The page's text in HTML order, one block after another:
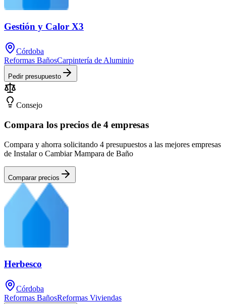
Gestión y Calor X3
Córdoba
Reformas BañosCarpintería de Aluminio
Pedir presupuesto
Consejo
Compara los precios de 4 empresas
Compara y ahorra solicitando 4 presupuestos a las mejores empresas
de Instalar o Cambiar Mampara de Baño
Comparar precios
Herbesco
Córdoba
Reformas BañosReformas Viviendas